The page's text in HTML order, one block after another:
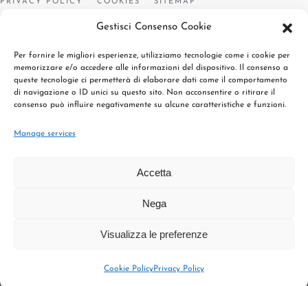
Gestisci Consenso Cookie
Per fornire le migliori esperienze, utilizziamo tecnologie come i cookie per
memorizzare e/o accedere alle informazioni del dispositivo. Il consenso a
queste tecnologie ci permetterà di elaborare dati come il comportamento
di navigazione o ID unici su questo sito. Non acconsentire o ritirare il
consenso può influire negativamente su alcune caratteristiche e funzioni.
Manage services
Accetta
Nega
Visualizza le preferenze
Cookie PolicyPrivacy Policy